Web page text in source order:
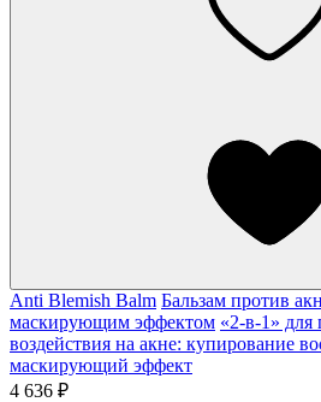
Anti Blemish Balm Бальзам против
маскирующим эффектом «2-в-1» для
воздействия на акне: купирование
маскирующий эффект
4 636 ₽